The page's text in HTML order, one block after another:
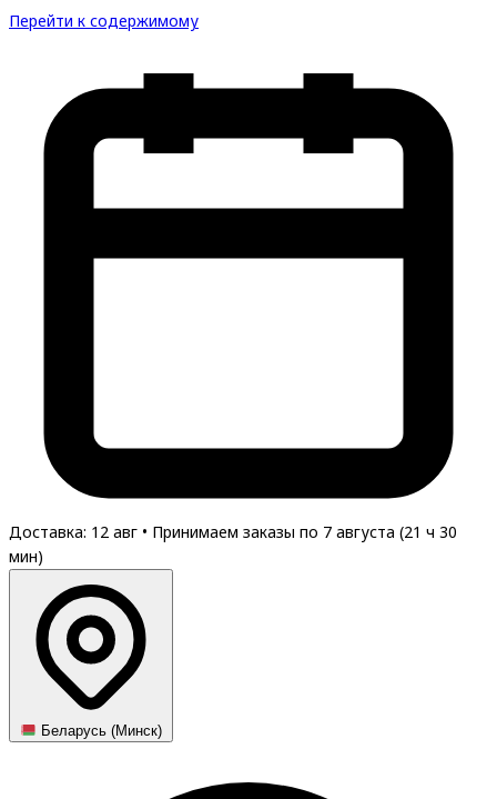
Перейти к содержимому
Доставка: 12 авг • Принимаем заказы по 7 августа (21 ч 30
мин)
Беларусь (Минск)